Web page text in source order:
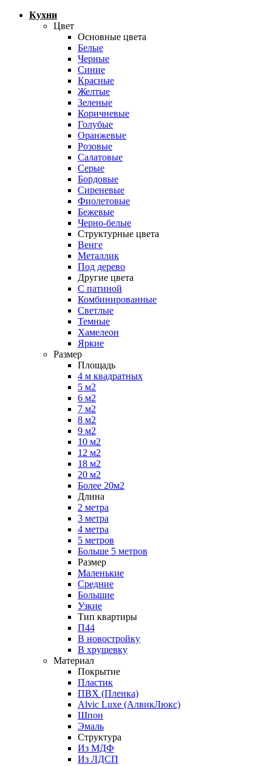
Кухни
Цвет
Основные цвета
Белые
Черные
Синие
Красные
Желтые
Зеленые
Коричневые
Голубые
Оранжевые
Розовые
Салатовые
Серые
Бордовые
Сиреневые
Фиолетовые
Бежевые
Черно-белые
Структурные цвета
Венге
Металлик
Под дерево
Другие цвета
С патиной
Комбинированные
Светлые
Темные
Хамелеон
Яркие
Размер
Площадь
4 м квадратных
5 м2
6 м2
7 м2
8 м2
9 м2
10 м2
12 м2
18 м2
20 м2
Более 20м2
Длина
2 метра
3 метра
4 метра
5 метров
Больше 5 метров
Размер
Маленькие
Средние
Большие
Узкие
Тип квартиры
П44
В новостройку
В хрущевку
Материал
Покрытие
Пластик
ПВХ (Пленка)
Alvic Luxe (АлвикЛюкс)
Шпон
Эмаль
Структура
Из МДФ
Из ЛДСП